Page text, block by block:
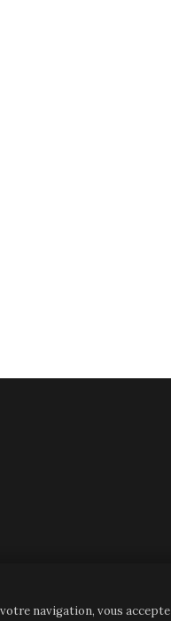
friends—
navigation, vous